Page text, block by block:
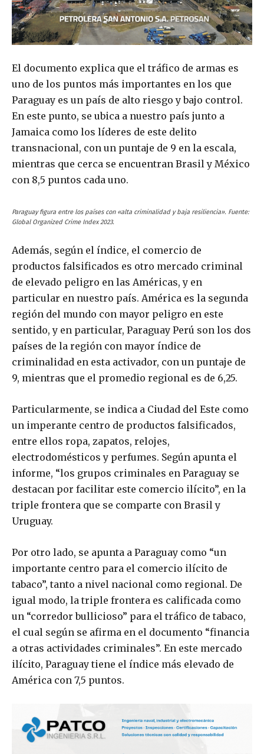
El documento explica que el tráfico de armas es
uno de los puntos más importantes en los que
Paraguay es un país de alto riesgo y bajo control.
En este punto, se ubica a nuestro país junto a
Jamaica como los líderes de este delito
transnacional, con un puntaje de 9 en la escala,
mientras que cerca se encuentran Brasil y México
con 8,5 puntos cada uno.
Paraguay figura entre los países con «alta criminalidad y baja resiliencia». Fuente:
Global Organized Crime Index 2023.
Además, según el índice, el comercio de
productos falsificados es otro mercado criminal
de elevado peligro en las Américas, y en
particular en nuestro país. América es la segunda
región del mundo con mayor peligro en este
sentido, y en particular, Paraguay Perú son los dos
países de la región con mayor índice de
criminalidad en esta activador, con un puntaje de
9, mientras que el promedio regional es de 6,25.
Particularmente, se indica a Ciudad del Este como
un imperante centro de productos falsificados,
entre ellos ropa, zapatos, relojes,
electrodomésticos y perfumes. Según apunta el
informe, “los grupos criminales en Paraguay se
destacan por facilitar este comercio ilícito”, en la
triple frontera que se comparte con Brasil y
Uruguay.
Por otro lado, se apunta a Paraguay como “un
importante centro para el comercio ilícito de
tabaco”, tanto a nivel nacional como regional. De
igual modo, la triple frontera es calificada como
un “corredor bullicioso” para el tráfico de tabaco,
el cual según se afirma en el documento “financia
a otras actividades criminales”. En este mercado
ilícito, Paraguay tiene el índice más elevado de
América con 7,5 puntos.